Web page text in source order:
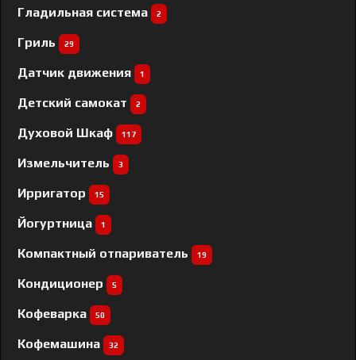
Гладильная система 2
Гриль 29
Датчик движения 1
Детский самокат 2
Духовой Шкаф 117
Измельчитель 3
Ирригатор 15
Йогуртница 1
Компактный отпариватель 19
Кондиционер 5
Кофеварка 50
Кофемашина 32